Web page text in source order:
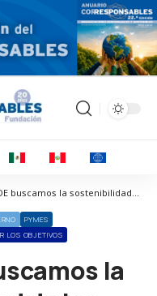
Corresponsables > Entrevistas > “En COPADE buscamos la sostenibilidad de las pymes, brindando consultoría gratuita, acceso a herramientas y certificación en huella social”
PYMES
LOS OBJETIVOS
la